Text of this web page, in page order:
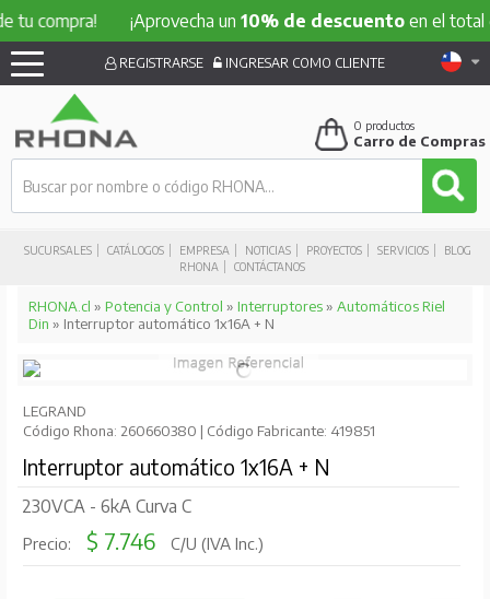
¡Aprovecha un10% de descuentoen el total de tu
SUCURSALES CATÁLOGOS EMPRESA NOTICIAS PROYECTOS SERVICIOS
BLOG
RHONA
CONTÁCTANOS
REGISTRARSE INGRESAR COMO CLIENTE
0 productos
Carro de Compras
RHONA.cl » Potencia y Control » Interruptores» Automáticos Riel
Din » Interruptor automático 1x16A + N
LEGRAND
Código Rhona: 260660380 | Código Fabricante: 419851
Interruptor automático 1x16A + N
230VCA - 6kA Curva C
Precio: $ 7.746 C/U (IVA Inc.)